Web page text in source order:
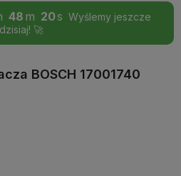
48 20
Wyślemy jeszcze
dzisiaj! 🚀
BOSCH 17001740